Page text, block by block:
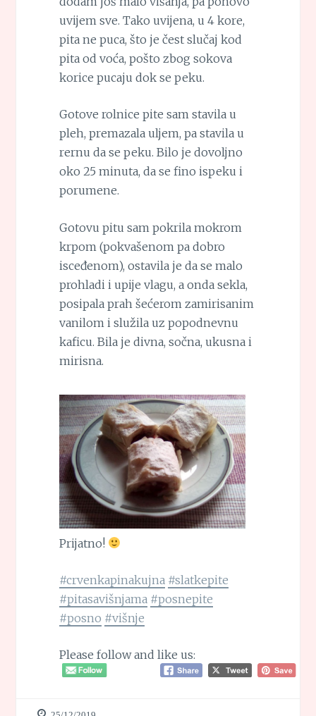
uvijem sve. Tako uvijena, u 4 kore,
pita ne puca, što je čest slučaj kod
pita od voća, pošto zbog sokova
korice pucaju dok se peku.
Gotove rolnice pite sam stavila u
pleh, premazala uljem, pa stavila u
rernu da se peku. Bilo je dovoljno
oko 25 minuta, da se fino ispeku i
porumene.
Gotovu pitu sam pokrila mokrom
krpom (pokvašenom pa dobro
isceđenom), ostavila je da se malo
prohladi i upije vlagu, a onda sekla,
posipala prah šećerom zamirisanim
vanilom i služila uz popodnevnu
kaficu. Bila je divna, sočna, ukusna i
mirisna.
Prijatno!
#crvenkapinakujna #slatkepite
#pitasavišnjama #posnepite
#posno #višnje
Please follow and like us: